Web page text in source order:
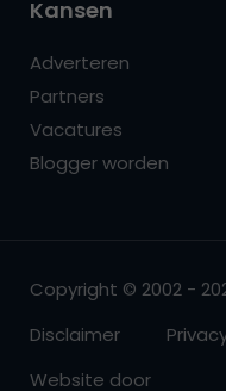
Kansen
Adverteren
Partners
Vacatures
Blogger worden
Copyright © 2002 -
Disclaimer
Website door